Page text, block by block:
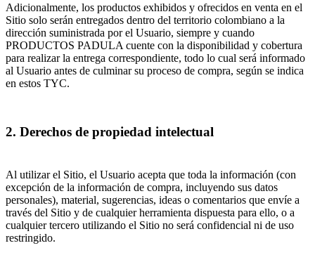
Adicionalmente, los productos exhibidos y ofrecidos en venta en el
Sitio solo serán entregados dentro del territorio colombiano a la
dirección suministrada por el Usuario, siempre y cuando
PRODUCTOS PADULA cuente con la disponibilidad y cobertura
para realizar la entrega correspondiente, todo lo cual será informado
al Usuario antes de culminar su proceso de compra, según se indica
en estos TYC.
2. Derechos de propiedad intelectual
Al utilizar el Sitio, el Usuario acepta que toda la información (con
excepción de la información de compra, incluyendo sus datos
personales), material, sugerencias, ideas o comentarios que envíe a
través del Sitio y de cualquier herramienta dispuesta para ello, o a
cualquier tercero utilizando el Sitio no será confidencial ni de uso
restringido.